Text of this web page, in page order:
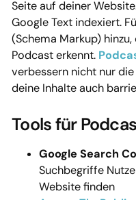
Seite auf deiner
Google Text indexiert.
(Schema Markup)
Podcast erkennt.
verbessern nicht nur
deine Inhalte auch
Tools für
Google Search
Suchbegriffe
Website finden